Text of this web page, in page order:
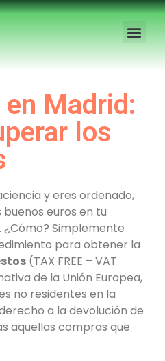
en Madrid:
los
y eres ordenado,
euros en tu
¿Cómo? Simplemente
para obtener la
(TAX FREE – VAT
de la Unión Europea,
no residentes en la
a la devolución de
aquellas compras que